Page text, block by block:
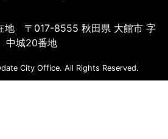
地 〒017-8555 秋田県 大館市 字
中城20番地
City Office. All Rights Reserved.